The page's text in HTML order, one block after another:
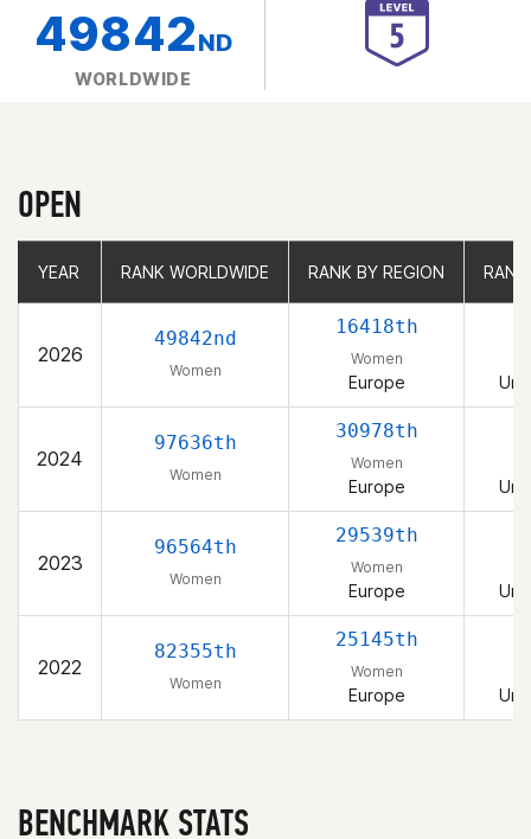
49842ND
WORLDWIDE
OPEN
YEAR RANK WORLDWIDE RANK BY REGION
2026
49842nd
Women
16418th
Women
Europe
2024
97636th
Women
30978th
Women
Europe
2023
96564th
Women
29539th
Women
Europe
2022
82355th
Women
25145th
Women
Europe
YEAR RANK WORLDWIDE RANK BY REGION
BENCHMARK STATS